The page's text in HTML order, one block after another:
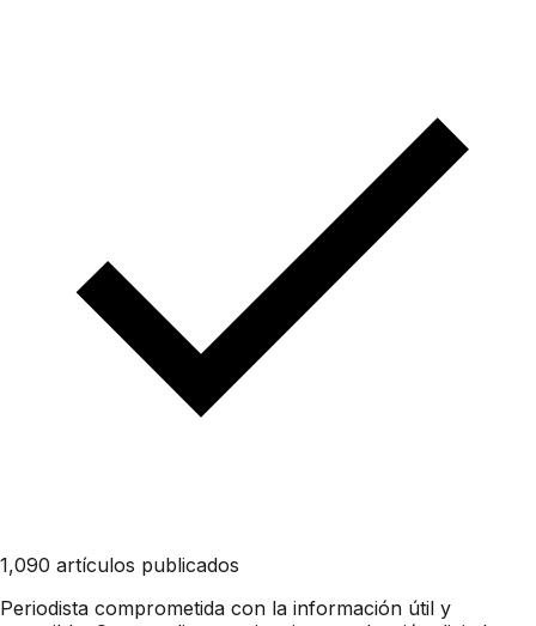
1,090 artículos publicados
Periodista comprometida con la información útil y